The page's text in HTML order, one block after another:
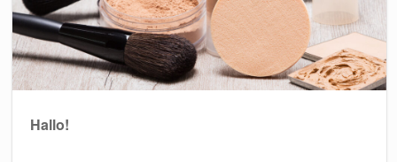
Hallo!